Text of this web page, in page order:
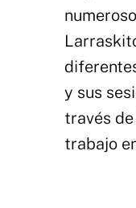
y sus
través
trabajo